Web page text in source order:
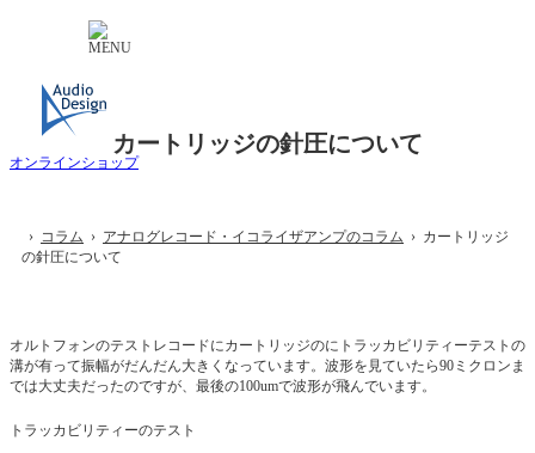
オンラインショップ
カートリッジの針圧について
› コラム › アナログレコード・イコライザアンプのコラム › カートリッジ
の針圧について
オルトフォンのテストレコードにカートリッジのにトラッカビリティーテストの
溝が有って振幅がだんだん大きくなっています。波形を見ていたら90ミクロンま
では大丈夫だったのですが、最後の100umで波形が飛んでいます。
トラッカビリティーのテスト